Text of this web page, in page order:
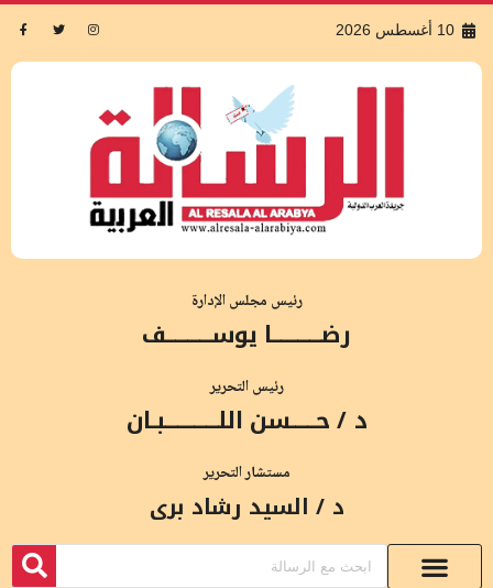
10 أغسطس 2026
رئيس مجلس الإدارة
رضــــــــــــا يوســـــــــــف
رئيس التحرير
د / حــــــسن اللـــــــــــــبـان
مستشار التحرير
د / السيد رشاد برى